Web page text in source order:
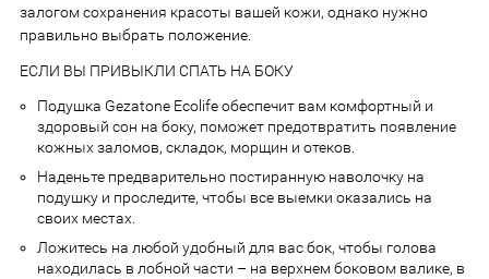
залогом сохранения красоты вашей кожи, однако нужно
правильно выбрать положение.
ЕСЛИ ВЫ ПРИВЫКЛИ СПАТЬ НА БОКУ
Подушка Gezatone Ecolife обеспечит вам комфортный и
здоровый сон на боку, поможет предотвратить появление
кожных заломов, складок, морщин и отеков.
Наденьте предварительно постиранную наволочку на
подушку и проследите, чтобы все выемки оказались на
своих местах.
Ложитесь на любой удобный для вас бок, чтобы голова
находилась в лобной части – на верхнем боковом валике, в